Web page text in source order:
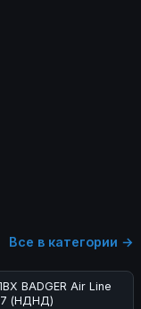
Все в категории →
BADGER Air Line
(НДНД)